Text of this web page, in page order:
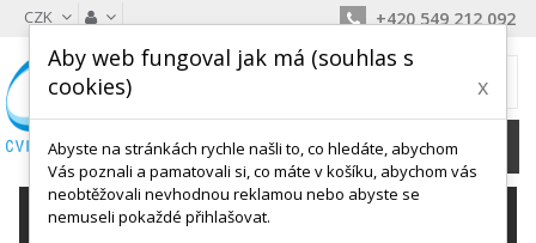
CZK +420 549 212 092
0 Kč
KATEGORIE
Aby web fungoval jak má (souhlas s
cookies)
x
Abyste na stránkách rychle našli to, co hledáte, abychom
Vás poznali a pamatovali si, co máte v košíku, abychom vás
neobtěžovali nevhodnou reklamou nebo abyste se
nemuseli pokaždé přihlašovat.